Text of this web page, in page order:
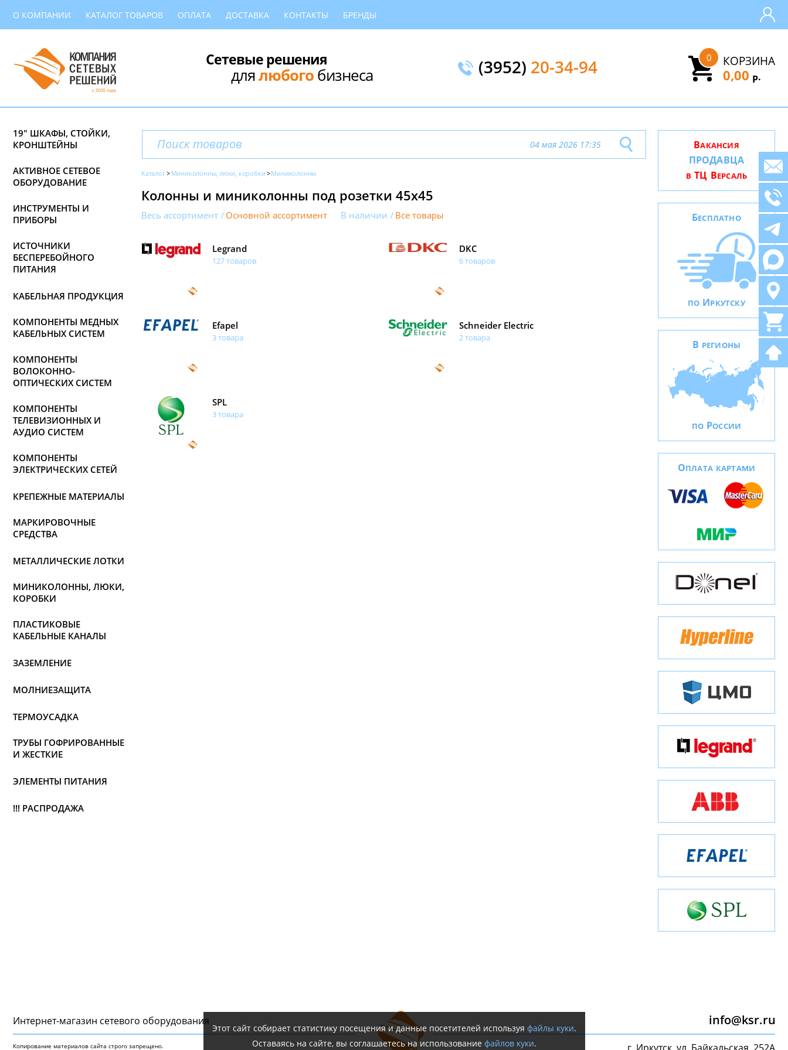
О КОМПАНИИ КАТАЛОГ ТОВАРОВ ОПЛАТА ДОСТАВКА КОНТАКТЫ БРЕНДЫ
Сетевые решения
длялюбогобизнеса (3952) 20-34-94 КОРЗИНА
0
0,00 Р.
19" ШКАФЫ, СТОЙКИ,
КРОНШТЕЙНЫ
АКТИВНОЕ СЕТЕВОЕ
ОБОРУДОВАНИЕ
ИНСТРУМЕНТЫ И
ПРИБОРЫ
ИСТОЧНИКИ
БЕСПЕРЕБОЙНОГО
ПИТАНИЯ
КАБЕЛЬНАЯ ПРОДУКЦИЯ
КОМПОНЕНТЫ МЕДНЫХ
КАБЕЛЬНЫХ СИСТЕМ
КОМПОНЕНТЫ
ВОЛОКОННО-
ОПТИЧЕСКИХ СИСТЕМ
КОМПОНЕНТЫ
ТЕЛЕВИЗИОННЫХ И
АУДИО СИСТЕМ
КОМПОНЕНТЫ
ЭЛЕКТРИЧЕСКИХ СЕТЕЙ
КРЕПЕЖНЫЕ МАТЕРИАЛЫ
МАРКИРОВОЧНЫЕ
СРЕДСТВА
МЕТАЛЛИЧЕСКИЕ ЛОТКИ
МИНИКОЛОННЫ, ЛЮКИ,
КОРОБКИ
ПЛАСТИКОВЫЕ
КАБЕЛЬНЫЕ КАНАЛЫ
ЗАЗЕМЛЕНИЕ
МОЛНИЕЗАЩИТА
ТЕРМОУСАДКА
ТРУБЫ ГОФРИРОВАННЫЕ
И ЖЕСТКИЕ
ЭЛЕМЕНТЫ ПИТАНИЯ
!!! РАСПРОДАЖА
04 мая 2026 17:35
Каталог Миниколонны, люки, коробки Миниколонны
Колонны и миниколонны под розетки 45х45
Весь ассортимент Основной ассортимент В наличии Все товары
Legrand
127 товаров
DKC
6 товаров
Efapel
3 товара
Schneider Electric
2 товара
SPL
3 товара
ВАКАНСИЯ
ПРОДАВЦА
В ТЦ ВЕРСАЛЬ
БЕСПЛАТНО
ПО ИРКУТСКУ
В РЕГИОНЫ
ПО РОССИИ
ОПЛАТА КАРТАМИ
Интернет-магазин сетeвого оборудования
Копирование материалов сайта строго запрещено.
info@ksr.ru
Этот сайт собирает статистику посещения и данные посетителей используя файлы куки.
Оставаясь на сайте, вы соглашаетесь на использование файлов куки.